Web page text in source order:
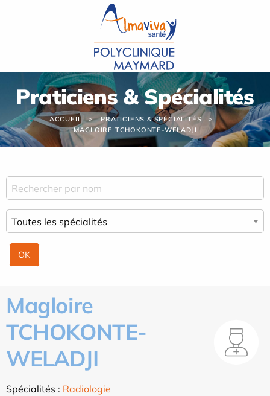
Praticiens & Spécialités
ACCUEIL
PRATICIENS & SPÉCIALITÉS
MAGLOIRE TCHOKONTE-WELADJI
Magloire
TCHOKONTE-
WELADJI
Spécialités : Radiologie
Panneau de gestion des cookies